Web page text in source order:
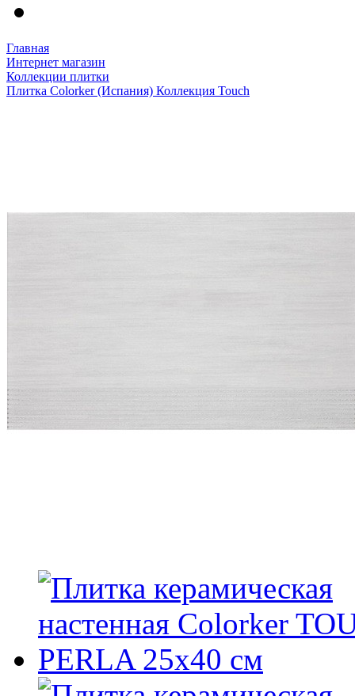
Главная
Интернет магазин
Коллекции плитки
Плитка Colorker (Испания) Коллекция Touch